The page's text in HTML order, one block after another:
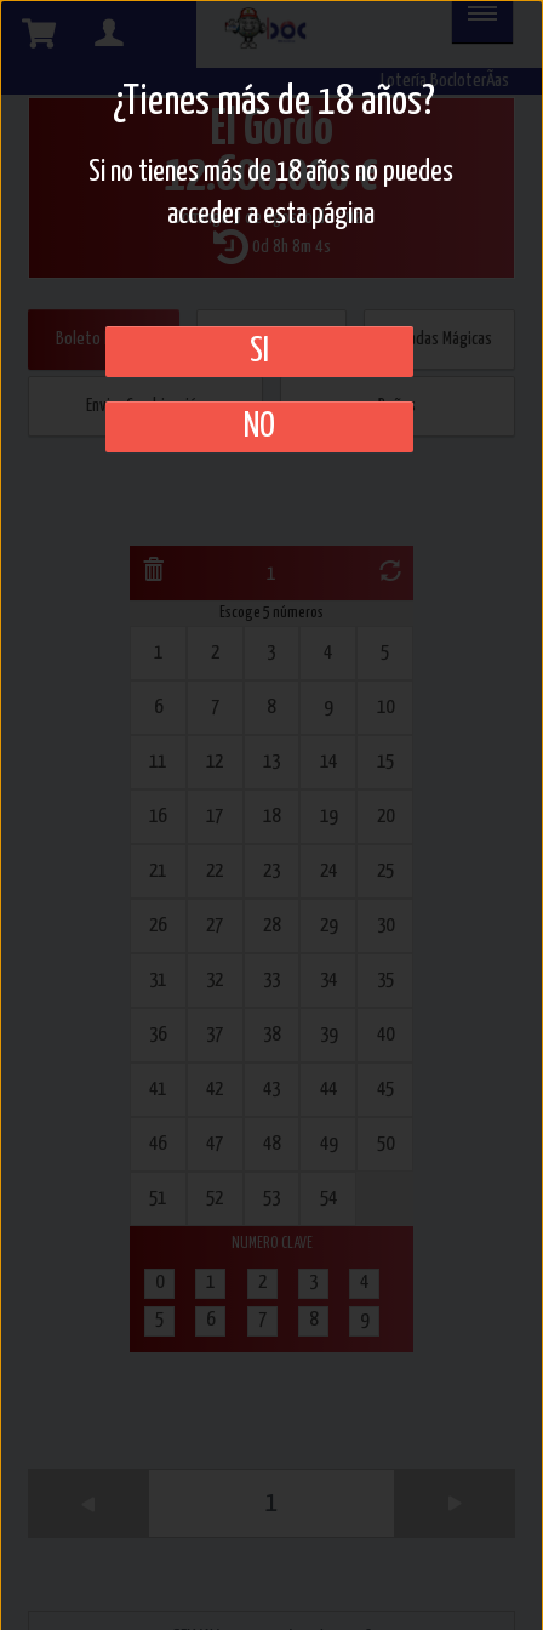
Gordo
Lotería BocloterÃ­as
El Gordo
12.600.000 €
Domingo 9 de agosto de 2026
0d 8h 8m 4s
Boleto Directo Múltiple / Reducido Jugadas Mágicas
Enviar Combinación Peñas
1
Escoge 5 números
1 2 3 4 5
6 7 8 9 10
11 12 13 14 15
16 17 18 19 20
21 22 23 24 25
26 27 28 29 30
31 32 33 34 35
36 37 38 39 40
41 42 43 44 45
46 47 48 49 50
51 52 53 54
NUMERO CLAVE
0 1 2 3
4
5
6 7 8 9
1
¿Tienes más de 18 años?
Si no tienes más de 18 años no puedes
acceder a esta página
SI
NO